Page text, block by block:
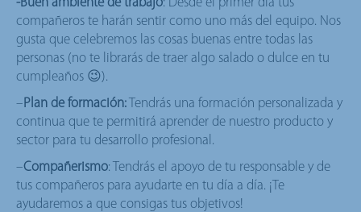
-Buen ambiente de trabajo: Desde el primer día tus
compañeros te harán sentir como uno más del equipo. Nos
gusta que celebremos las cosas buenas entre todas las
personas (no te librarás de traer algo salado o dulce en tu
cumpleaños 😉).
– Plan de formación: Tendrás una formación personalizada y
continua que te permitirá aprender de nuestro producto y
sector para tu desarrollo profesional.
–Compañerismo: Tendrás el apoyo de tu responsable y de
tus compañeros para ayudarte en tu día a día. ¡Te
ayudaremos a que consigas tus objetivos!